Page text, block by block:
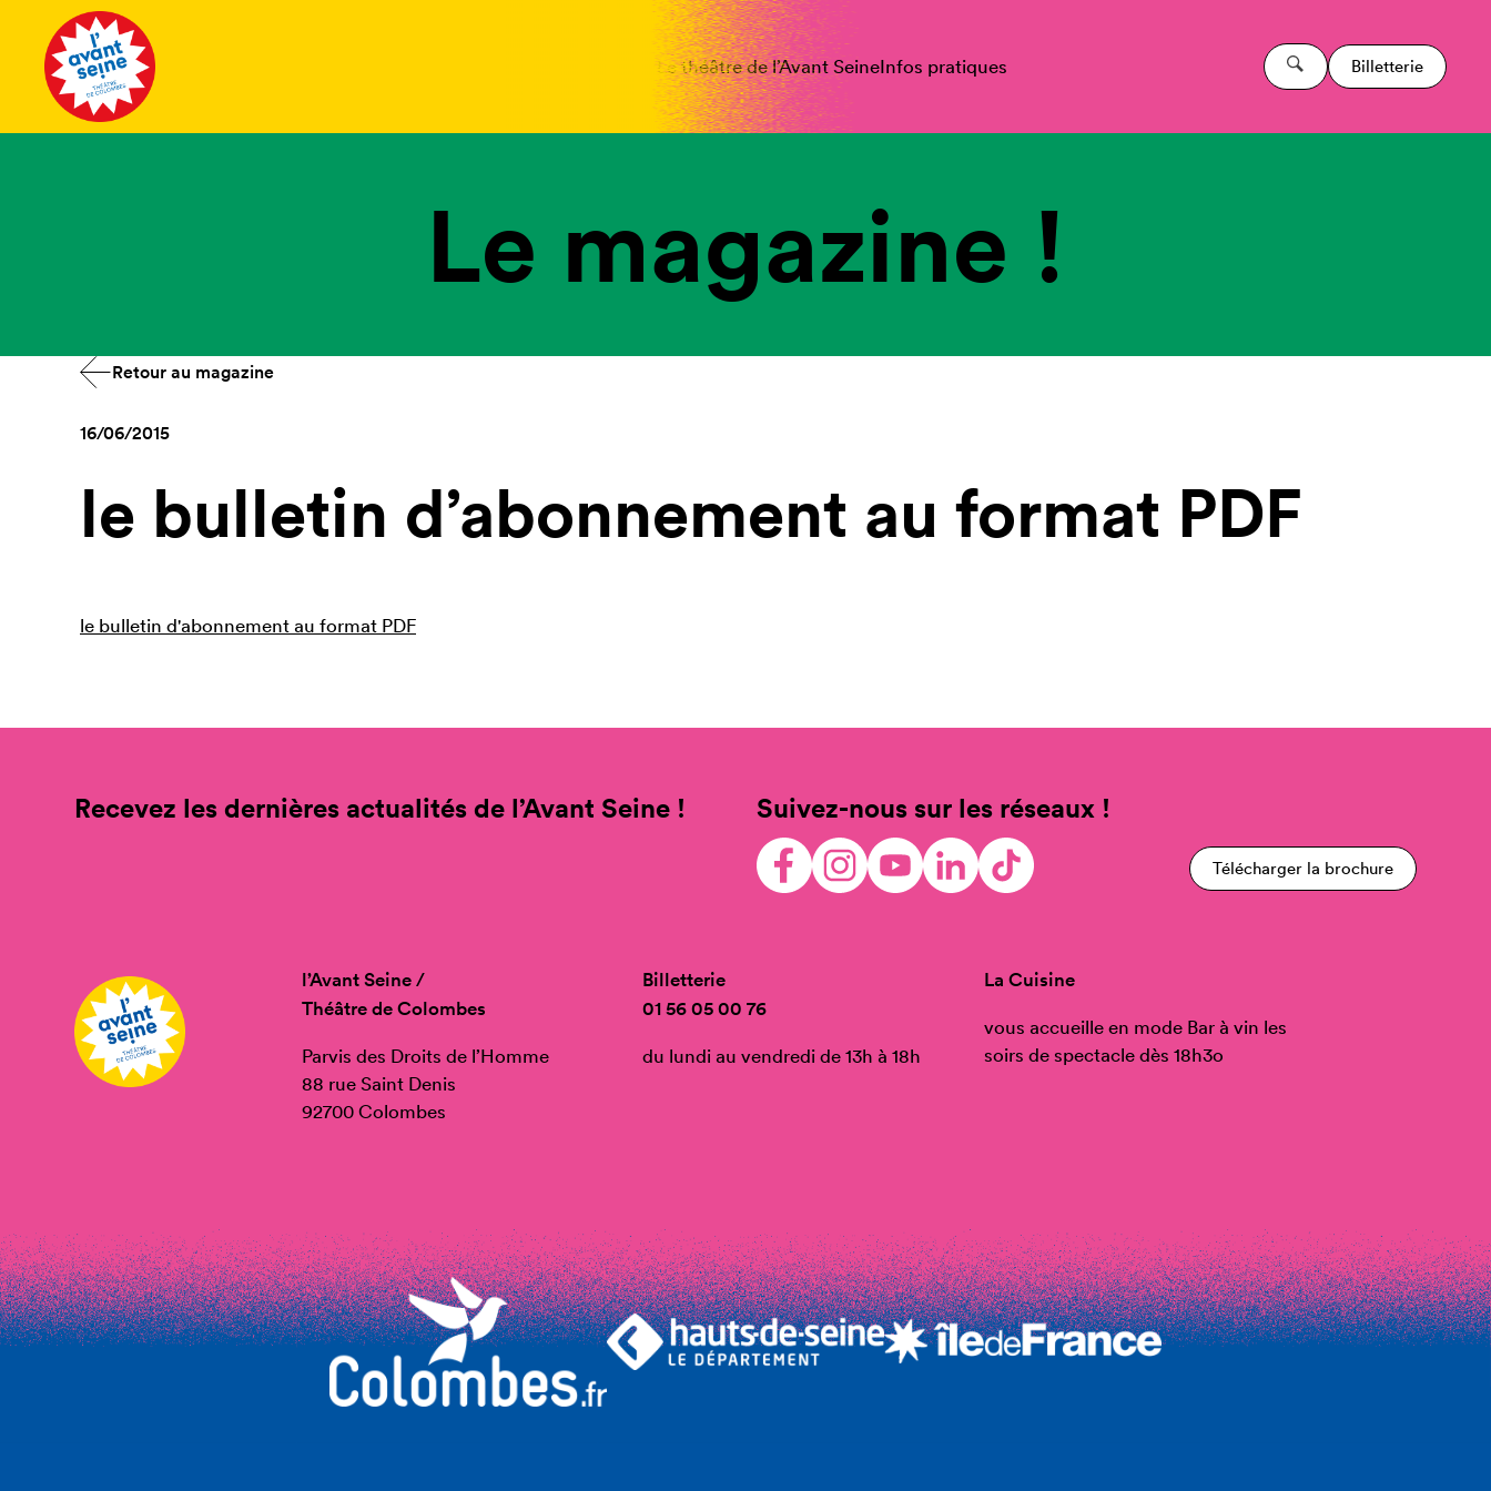
Le théâtre de l’Avant SeineInfos pratiques Billetterie
Le magazine !
Retour au magazine
16/06/2015
le bulletin d’abonnement au format PDF
le bulletin d'abonnement au format PDF
Recevez les dernières actualités de l’Avant Seine ! Suivez-nous sur les réseaux !
Télécharger la brochure
l’Avant Seine /
Théâtre de Colombes
Parvis des Droits de l’Homme
88 rue Saint Denis
92700 Colombes
Billetterie
01 56 05 00 76
du lundi au vendredi de 13h à 18h
La Cuisine
vous accueille en mode Bar à vin les
soirs de spectacle dès 18h3o